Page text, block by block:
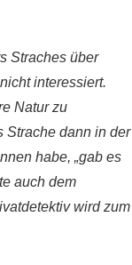
Straches über
interessiert.
Natur zu
Strache dann in der
habe, „gab es
auch dem
wird zum